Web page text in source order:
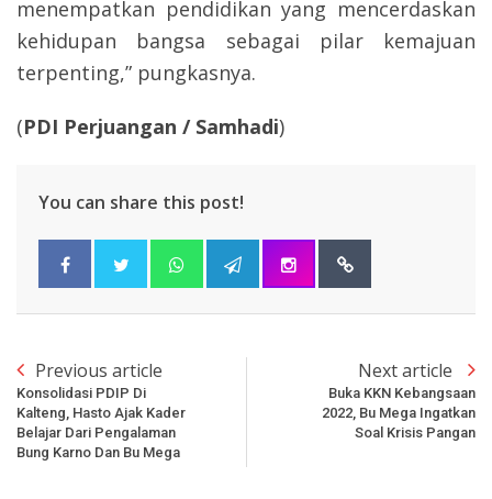
menempatkan pendidikan yang mencerdaskan
kehidupan bangsa sebagai pilar kemajuan
terpenting,” pungkasnya.
(PDI Perjuangan / Samhadi)
You can share this post!
Previous article
Konsolidasi PDIP Di
Kalteng, Hasto Ajak Kader
Belajar Dari Pengalaman
Bung Karno Dan Bu Mega
Next article
Buka KKN Kebangsaan
2022, Bu Mega Ingatkan
Soal Krisis Pangan